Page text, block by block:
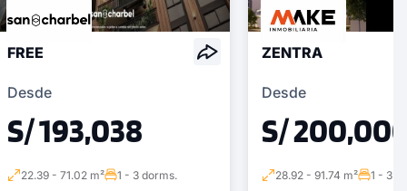
FREE
Desde
S/ 193,038
22.39 - 71.02 m² 1 - 3 dorms.
ZENTRA
Desde
S/
28.92 - 91.74 m² 1 - 3